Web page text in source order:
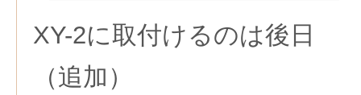
XY-2に取付けるのは後日
（追加）